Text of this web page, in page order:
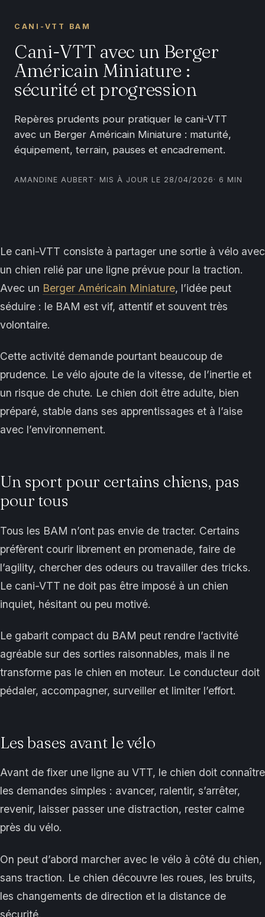
CANI-VTT BAM
Cani-VTT avec un Berger
Américain Miniature :
sécurité et progression
Repères prudents pour pratiquer le cani-VTT
avec un Berger Américain Miniature : maturité,
équipement, terrain, pauses et encadrement.
AMANDINE AUBERT · MIS À JOUR LE 28/04/2026 · 6 MIN
Le cani-VTT consiste à partager une sortie à vélo avec
un chien relié par une ligne prévue pour la traction.
Avec un Berger Américain Miniature, l’idée peut
séduire : le BAM est vif, attentif et souvent très
volontaire.
Cette activité demande pourtant beaucoup de
prudence. Le vélo ajoute de la vitesse, de l’inertie et
un risque de chute. Le chien doit être adulte, bien
préparé, stable dans ses apprentissages et à l’aise
avec l’environnement.
Un sport pour certains chiens, pas
pour tous
Tous les BAM n’ont pas envie de tracter. Certains
préfèrent courir librement en promenade, faire de
l’agility, chercher des odeurs ou travailler des tricks.
Le cani-VTT ne doit pas être imposé à un chien
inquiet, hésitant ou peu motivé.
Le gabarit compact du BAM peut rendre l’activité
agréable sur des sorties raisonnables, mais il ne
transforme pas le chien en moteur. Le conducteur doit
pédaler, accompagner, surveiller et limiter l’effort.
Les bases avant le vélo
Avant de fixer une ligne au VTT, le chien doit connaître
les demandes simples : avancer, ralentir, s’arrêter,
revenir, laisser passer une distraction, rester calme
près du vélo.
On peut d’abord marcher avec le vélo à côté du chien,
sans traction. Le chien découvre les roues, les bruits,
les changements de direction et la distance de
sécurité.